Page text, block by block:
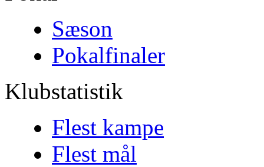
Sæson
Pokalfinaler
Klubstatistik
Flest kampe
Flest mål